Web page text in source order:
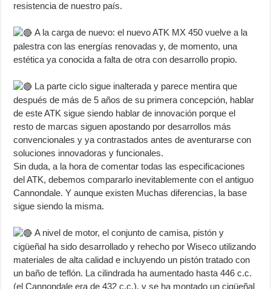
resistencia de nuestro país.
A la carga de nuevo: el nuevo ATK MX 450 vuelve a la
palestra con las energías renovadas y, de momento, una
estética ya conocida a falta de otra con desarrollo propio.
La parte ciclo sigue inalterada y parece mentira que
después de más de 5 años de su primera concepción, hablar
de este ATK sigue siendo hablar de innovación porque el
resto de marcas siguen apostando por desarrollos más
convencionales y ya contrastados antes de aventurarse con
soluciones innovadoras y funcionales.
Sin duda, a la hora de comentar todas las especificaciones
del ATK, debemos compararlo inevitablemente con el antiguo
Cannondale. Y aunque existen Muchas diferencias, la base
sigue siendo la misma.
A nivel de motor, el conjunto de camisa, pistón y
cigüeñal ha sido desarrollado y rehecho por Wiseco utilizando
materiales de alta calidad e incluyendo un pistón tratado con
un baño de teflón. La cilindrada ha aumentado hasta 446 c.c.
(el Cannondale era de 432 c.c.), y se ha montado un cigüeñal